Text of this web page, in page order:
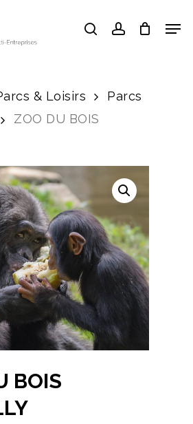
searchaccount
& Loisirs
Parcs
ZOO DU BOIS
BOIS